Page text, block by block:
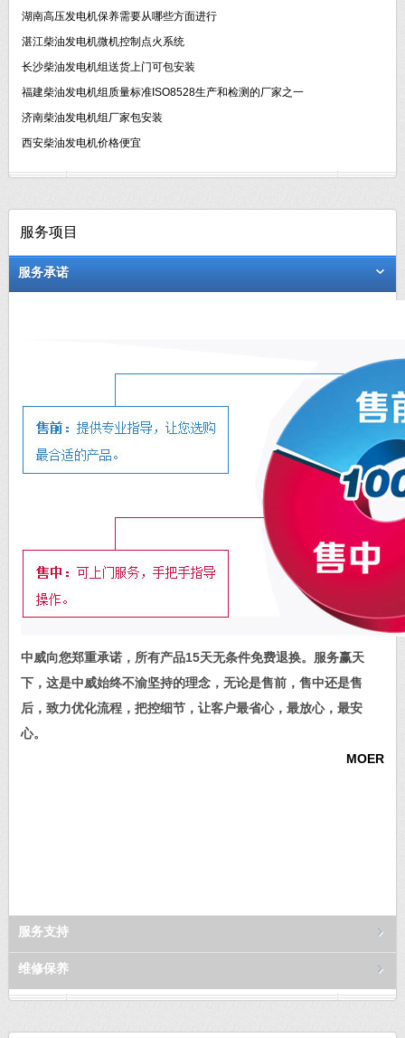
湖南高压发电机保养需要从哪些方面进行
湛江柴油发电机微机控制点火系统
长沙柴油发电机组送货上门可包安装
福建柴油发电机组质量标准ISO8528生产和检测的厂家之一
济南柴油发电机组厂家包安装
西安柴油发电机价格便宜
服务项目
服务承诺
中威向您郑重承诺，所有产品15天无条件免费退换。服务赢天
下，这是中威始终不渝坚持的理念，无论是售前，售中还是售
后，致力优化流程，把控细节，让客户最省心，最放心，最安
心。
MOER
服务支持
维修保养